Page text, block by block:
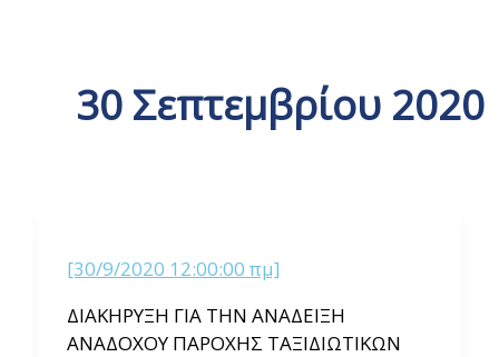
30 Σεπτεμβρίου 2020
[30/9/2020 12:00:00 πμ]
ΔΙΑΚΗΡΥΞΗ ΓΙΑ ΤΗΝ ΑΝΑΔΕΙΞΗ
ΑΝΑΔΟΧΟΥ ΠΑΡΟΧΗΣ ΤΑΞΙΔΙΩΤΙΚΩΝ